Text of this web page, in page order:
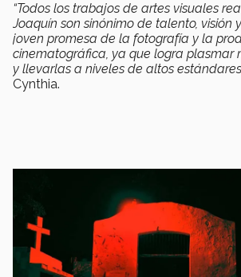
“Todos los trabajos de artes visuales
Joaquín son sinónimo de talento, visión
joven promesa de la fotografía y la
cinematográfica, ya que logra plasmar
y llevarlas a niveles de altos
Cynthia.